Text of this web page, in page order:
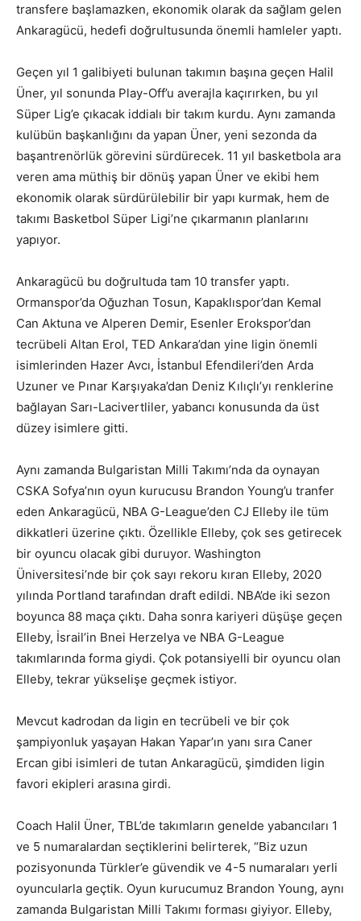
transfere başlamazken, ekonomik olarak da sağlam gelen
Ankaragücü, hedefi doğrultusunda önemli hamleler yaptı.
Geçen yıl 1 galibiyeti bulunan takımın başına geçen Halil
Üner, yıl sonunda Play-Off’u averajla kaçırırken, bu yıl
Süper Lig’e çıkacak iddialı bir takım kurdu. Aynı zamanda
kulübün başkanlığını da yapan Üner, yeni sezonda da
başantrenörlük görevini sürdürecek. 11 yıl basketbola ara
veren ama müthiş bir dönüş yapan Üner ve ekibi hem
ekonomik olarak sürdürülebilir bir yapı kurmak, hem de
takımı Basketbol Süper Ligi’ne çıkarmanın planlarını
yapıyor.
Ankaragücü bu doğrultuda tam 10 transfer yaptı.
Ormanspor’da Oğuzhan Tosun, Kapaklıspor’dan Kemal
Can Aktuna ve Alperen Demir, Esenler Erokspor’dan
tecrübeli Altan Erol, TED Ankara’dan yine ligin önemli
isimlerinden Hazer Avcı, İstanbul Efendileri’den Arda
Uzuner ve Pınar Karşıyaka’dan Deniz Kılıçlı’yı renklerine
bağlayan Sarı-Lacivertliler, yabancı konusunda da üst
düzey isimlere gitti.
Aynı zamanda Bulgaristan Milli Takımı’nda da oynayan
CSKA Sofya’nın oyun kurucusu Brandon Young’u tranfer
eden Ankaragücü, NBA G-League’den CJ Elleby ile tüm
dikkatleri üzerine çıktı. Özellikle Elleby, çok ses getirecek
bir oyuncu olacak gibi duruyor. Washington
Üniversitesi’nde bir çok sayı rekoru kıran Elleby, 2020
yılında Portland tarafından draft edildi. NBA’de iki sezon
boyunca 88 maça çıktı. Daha sonra kariyeri düşüşe geçen
Elleby, İsrail’in Bnei Herzelya ve NBA G-League
takımlarında forma giydi. Çok potansiyelli bir oyuncu olan
Elleby, tekrar yükselişe geçmek istiyor.
Mevcut kadrodan da ligin en tecrübeli ve bir çok
şampiyonluk yaşayan Hakan Yapar’ın yanı sıra Caner
Ercan gibi isimleri de tutan Ankaragücü, şimdiden ligin
favori ekipleri arasına girdi.
Coach Halil Üner, TBL’de takımların genelde yabancıları 1
ve 5 numaralardan seçtiklerini belirterek, “Biz uzun
pozisyonunda Türkler’e güvendik ve 4-5 numaraları yerli
oyuncularla geçtik. Oyun kurucumuz Brandon Young, aynı
zamanda Bulgaristan Milli Takımı forması giyiyor. Elleby,